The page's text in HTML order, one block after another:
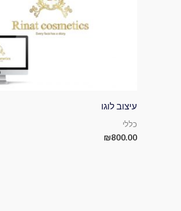
עיצוב לוגו
כללי
₪800.00